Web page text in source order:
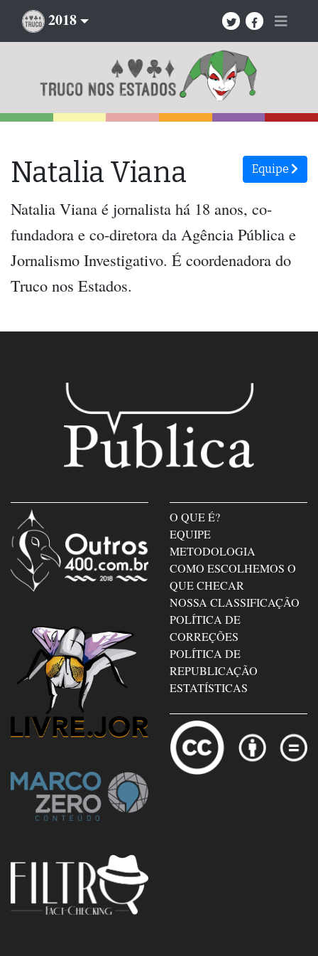
2018
Equipe
Natalia Viana
Natalia Viana é jornalista há 18 anos, co-
fundadora e co-diretora da Agência Pública e
Jornalismo Investigativo. É coordenadora do
Truco nos Estados.
O QUE É?
EQUIPE
METODOLOGIA
COMO ESCOLHEMOS O
QUE CHECAR
NOSSA CLASSIFICAÇÃO
POLÍTICA DE
CORREÇÕES
POLÍTICA DE
REPUBLICAÇÃO
ESTATÍSTICAS